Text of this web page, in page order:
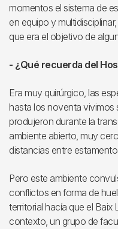
momentos el sistema de
en equipo y
que era el objetivo de
- ¿Qué recuerda del
Era muy quirúrgico, las
hasta los noventa vivimos
produjeron durante la
ambiente abierto, muy
distancias entre
Pero este ambiente
conflictos en forma de
territorial hacía que el Baix
contexto, un grupo de